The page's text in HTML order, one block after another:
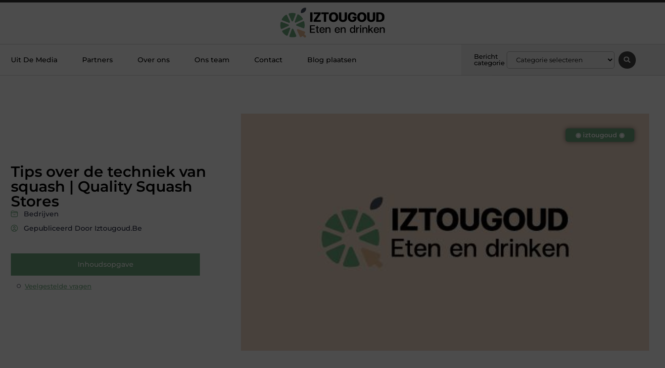
Uit De Media Partners Over ons Ons team Contact Blog plaatsen
Bericht
categorie
Tips over de techniek van
squash | Quality Squash
Stores
Bedrijven
Gepubliceerd Door Iztougoud.be
Inhoudsopgave
Veelgestelde vragen
◉ iztougoud ◉